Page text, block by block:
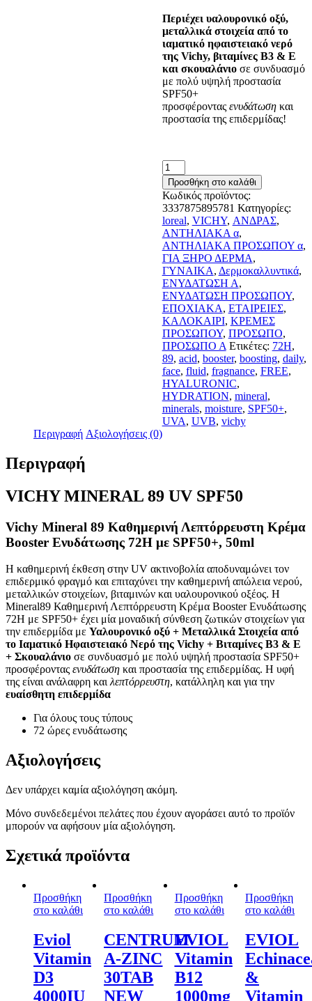
Περιέχει υαλουρονικό οξύ,
μεταλλικά στοιχεία από το
ιαματικό ηφαιστειακό νερό
της Vichy, βιταμίνες Β3 & Ε
και σκουαλάνιοσε συνδυασμό
με πολύ υψηλή προστασία
SPF50+
προσφέροντας ενυδάτωσηκαι
προστασία της επιδερμίδας!
VICHY
MINERAL
89
UV
SPF50
ποσότητα
Προσθήκη στο καλάθι
Κωδικός προϊόντος:
3337875895781 Κατηγορίες:
loreal, VICHY, ΑΝΔΡΑΣ,
ΑΝΤΗΛΙΑΚΑ α,
ΑΝΤΗΛΙΑΚΑ ΠΡΟΣΩΠΟΥ α,
ΓΙΑ ΞΗΡΟ ΔΕΡΜΑ,
ΓΥΝΑΙΚΑ, Δερμοκαλλυντικά,
ΕΝΥΔΑΤΩΣΗ Α,
ΕΝΥΔΑΤΩΣΗ ΠΡΟΣΩΠΟΥ,
ΕΠΟΧΙΑΚΑ, ΕΤΑΙΡΕΙΕΣ,
ΚΑΛΟΚΑΙΡΙ, ΚΡΕΜΕΣ
ΠΡΟΣΩΠΟΥ, ΠΡΟΣΩΠΟ,
ΠΡΟΣΩΠΟ Α Ετικέτες: 72H,
89, acid, booster, boosting, daily,
face, fluid, fragnance, FREE,
HYALURONIC,
HYDRATION, mineral,
minerals, moisture, SPF50+,
UVA, UVB, vichy
Περιγραφή Αξιολογήσεις (0)
Περιγραφή
VICHY MINERAL 89 UV SPF50
Vichy Mineral 89 Καθημερινή Λεπτόρρευστη Κρέμα
Booster Ενυδάτωσης 72Η με SPF50+, 50ml
Η καθημερινή έκθεση στην UV ακτινοβολία αποδυναμώνει τον
επιδερμικό φραγμό και επιταχύνει την καθημερινή απώλεια νερού,
μεταλλικών στοιχείων, βιταμινών και υαλουρονικού οξέος. H
Mineral89 Καθημερινή Λεπτόρρευστη Κρέμα Booster Ενυδάτωσης
72Η με SPF50+ έχει μία μοναδική σύνθεση ζωτικών στοιχείων για
την επιδερμίδα με Υαλουρονικό οξύ + Μεταλλικά Στοιχεία από
το Ιαματικό Ηφαιστειακό Νερό της Vichy + Βιταμίνες Β3 & Ε
+ Σκουαλάνιο σε συνδυασμό με πολύ υψηλή προστασία SPF50+
προσφέροντας ενυδάτωση και προστασία της επιδερμίδας. Η υφή
της είναι ανάλαφρη και λεπτόρρευστη, κατάλληλη και για την
ευαίσθητη επιδερμίδα
Για όλους τους τύπους
72 ώρες ενυδάτωσης
Αξιολογήσεις
Δεν υπάρχει καμία αξιολόγηση ακόμη.
Μόνο συνδεδεμένοι πελάτες που έχουν αγοράσει αυτό το προϊόν
μπορούν να αφήσουν μία αξιολόγηση.
Σχετικά προϊόντα
Προσθήκη
στο καλάθι
Eviol
Vitamin
D3
4000IU
Προσθήκη
στο καλάθι
CENTRUM
A-ZINC
30TAB
NEW
Προσθήκη
στο καλάθι
EVIOL
Vitamin
B12
1000mg
Προσθήκη
στο καλάθι
EVIOL
&
Vitamin